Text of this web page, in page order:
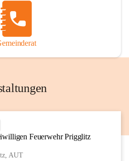
Feuerwehr Prigglitz
AUT